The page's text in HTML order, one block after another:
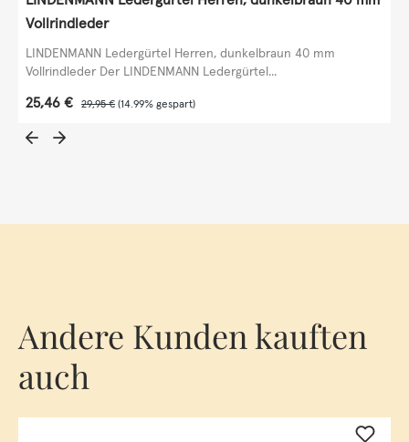
Vollrindleder
LINDENMANN Ledergürtel Herren, dunkelbraun 40 mm
Vollrindleder Der LINDENMANN Ledergürtel...
Verkaufspreis:
25,46 € Regulärer Preis:
29,95 € (14.99% gespart)
Andere Kunden kauften
auch